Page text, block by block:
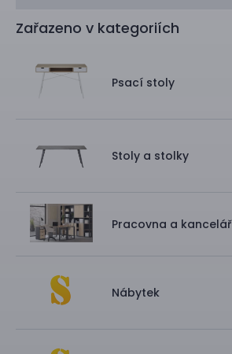
Zařazeno v kategoriích
Psací stoly
Stoly a stolky
Pracovna a kancelář
Nábytek